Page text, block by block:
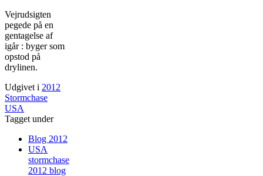
Vejrudsigten
pegede på en
gentagelse af
igår : byger som
opstod på
drylinen.
Udgivet i 2012
Stormchase
USA
Tagget under
Blog 2012
USA
stormchase
2012 blog